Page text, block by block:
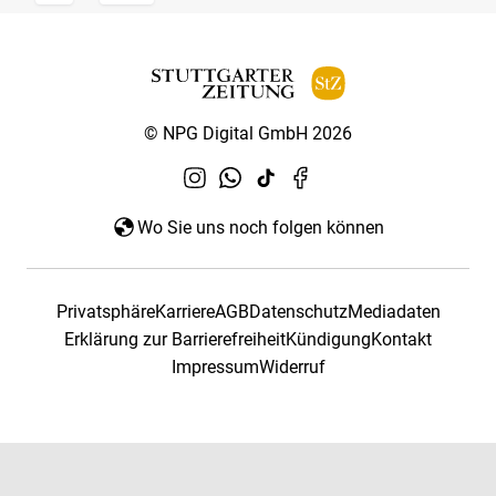
© NPG Digital GmbH 2026
Wo Sie uns noch folgen können
PrivatsphäreKarriereAGBDatenschutzMediadaten
Erklärung zur BarrierefreiheitKündigungKontakt
ImpressumWiderruf